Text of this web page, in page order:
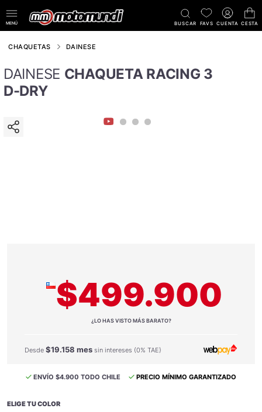
MENÚ BUSCAR FAVS CUENTA CESTA
CHAQUETAS DAINESE
DAINESE CHAQUETA RACING 3
D-DRY
$499.900
¿LO HAS VISTO MÁS BARATO?
Desde $19.158 mes sin intereses (0% TAE)
ENVÍO $4.900 TODO CHILE PRECIO MÍNIMO GARANTIZADO
ELIGE TU COLOR